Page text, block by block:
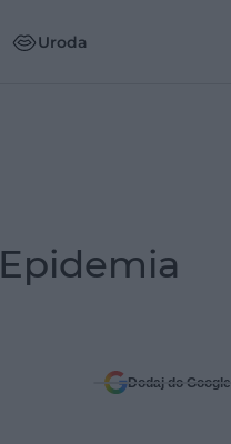
Uroda
Dodaj do Google